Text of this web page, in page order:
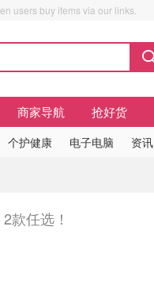
users buy items via our links.
商家导航 抢好货
个护健康 电子电脑 资讯
款任选！